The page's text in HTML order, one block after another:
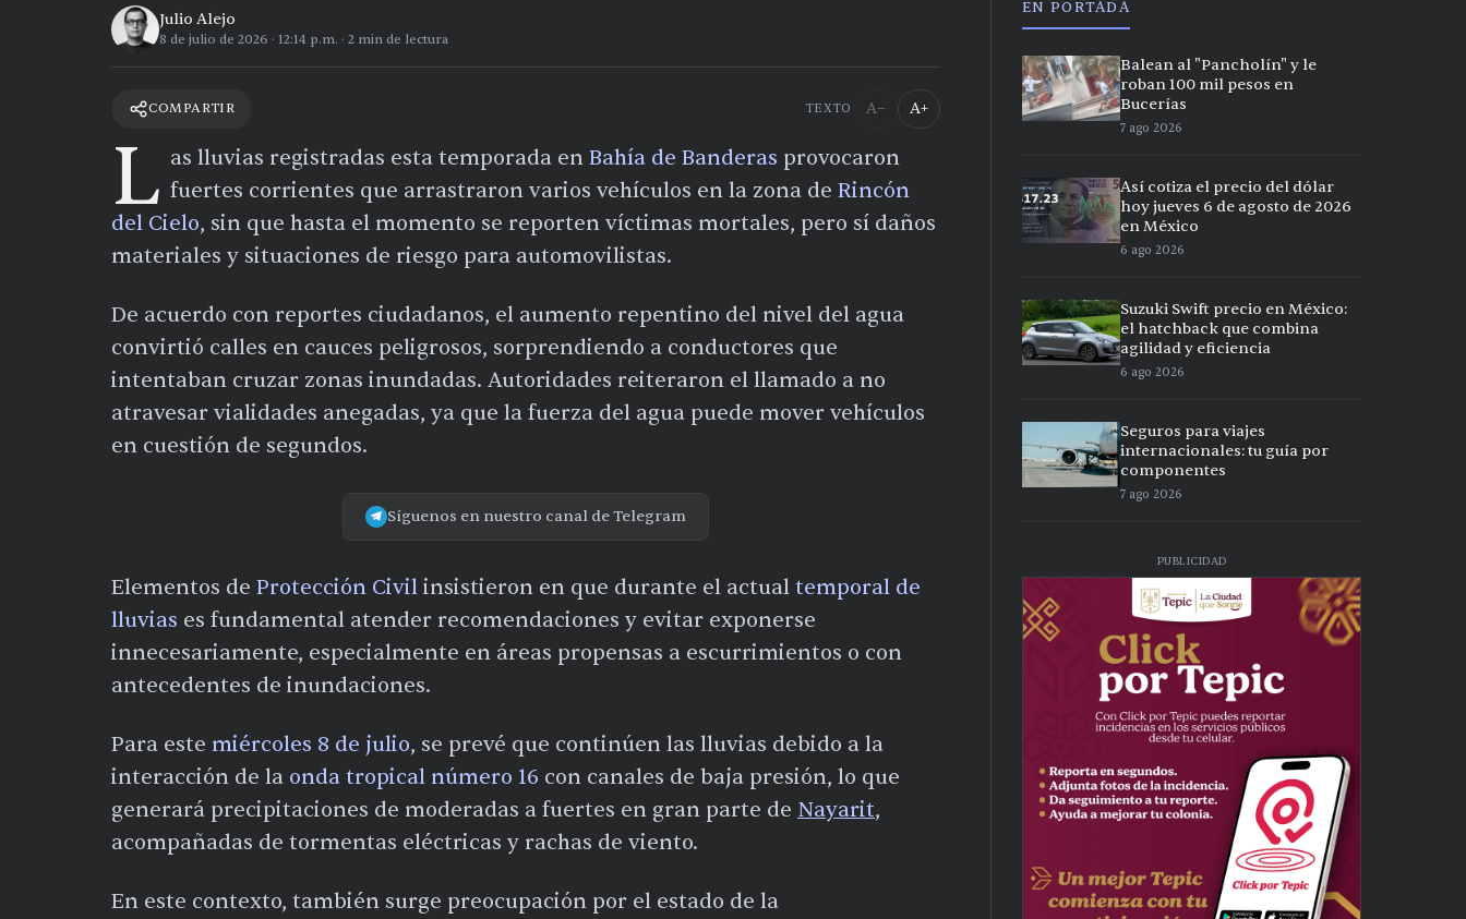
Julio Alejo
8 de julio de 2026 · 12:14 p.m. · 2 min de lectura
COMPARTIR TEXTO A− A+
L as lluvias registradas esta temporada en Bahía de Banderas provocaron
fuertes corrientes que arrastraron varios vehículos en la zona de Rincón
del Cielo, sin que hasta el momento se reporten víctimas mortales, pero sí daños
materiales y situaciones de riesgo para automovilistas.
De acuerdo con reportes ciudadanos, el aumento repentino del nivel del agua
convirtió calles en cauces peligrosos, sorprendiendo a conductores que
intentaban cruzar zonas inundadas. Autoridades reiteraron el llamado a no
atravesar vialidades anegadas, ya que la fuerza del agua puede mover vehículos
en cuestión de segundos.
Síguenos en nuestro canal de Telegram
Elementos de Protección Civil insistieron en que durante el actual temporal de
lluvias es fundamental atender recomendaciones y evitar exponerse
innecesariamente, especialmente en áreas propensas a escurrimientos o con
antecedentes de inundaciones.
Para este miércoles 8 de julio, se prevé que continúen las lluvias debido a la
interacción de la onda tropical número 16 con canales de baja presión, lo que
generará precipitaciones de moderadas a fuertes en gran parte de Nayarit,
acompañadas de tormentas eléctricas y rachas de viento.
En este contexto, también surge preocupación por el estado de la
EN PORTADA
Balean al "Pancholín" y le
roban 100 mil pesos en
Bucerías
7 ago 2026
Así cotiza el precio del dólar
hoy jueves 6 de agosto de 2026
en México
6 ago 2026
Suzuki Swift precio en México:
el hatchback que combina
agilidad y eficiencia
6 ago 2026
Seguros para viajes
internacionales: tu guía por
componentes
7 ago 2026
PUBLICIDAD